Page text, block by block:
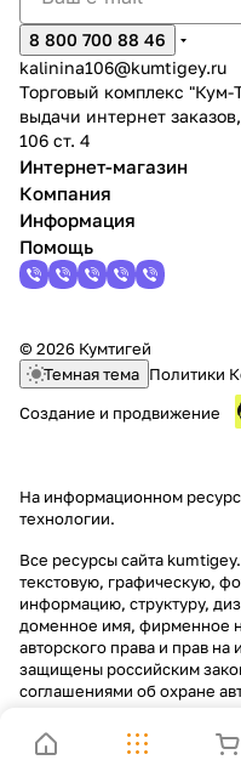
8 800 700 88 46
kalinina106@kumtigey.ru
Торговый комплекс
выдачи интернет
106 ст. 4
Интернет-магазин
Компания
Информация
Помощь
© 2026 Кумтигей
Темная тема Политики
Создание и продвижение
На информационном
технологии.
Все ресурсы сайта
текстовую, графическую,
информацию, структуру,
доменное имя, фирменное
авторского права и прав на
защищены российским
соглашениями об охране